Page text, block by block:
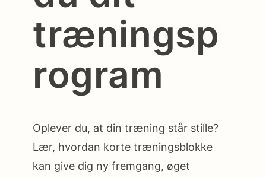
træningsp
rogram
Oplever du, at din træning står stille?
Lær, hvordan korte træningsblokke
kan give dig ny fremgang, øget